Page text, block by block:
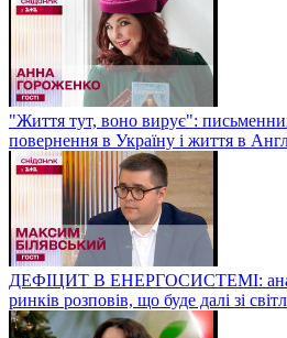
"Життя тут, воно вирує":
повернення в Україну і життя в
ДЕФІЦИТ В ЕНЕРГОСИСТЕМІ:
ринків розповів, що буде далі зі